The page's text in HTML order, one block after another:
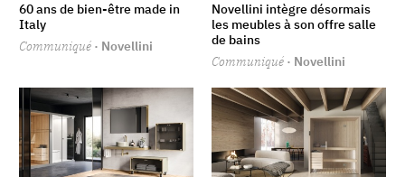
60 ans de bien-être made in
Italy
Communiqué · Novellini
Novellini intègre désormais
les meubles à son offre salle
de bains
Communiqué · Novellini